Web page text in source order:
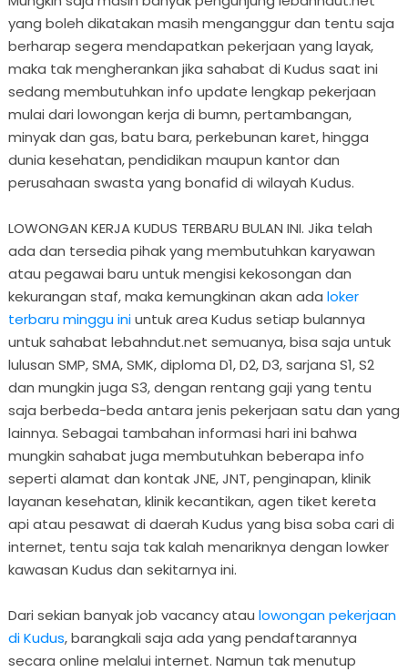
yang boleh dikatakan masih menganggur dan tentu saja
berharap segera mendapatkan pekerjaan yang layak,
maka tak mengherankan jika sahabat di Kudus saat ini
sedang membutuhkan info update lengkap pekerjaan
mulai dari lowongan kerja di bumn, pertambangan,
minyak dan gas, batu bara, perkebunan karet, hingga
dunia kesehatan, pendidikan maupun kantor dan
perusahaan swasta yang bonafid di wilayah Kudus.
LOWONGAN KERJA KUDUS TERBARU BULAN INI. Jika telah
ada dan tersedia pihak yang membutuhkan karyawan
atau pegawai baru untuk mengisi kekosongan dan
kekurangan staf, maka kemungkinan akan ada loker
terbaru minggu iniuntuk area Kudus setiap bulannya
untuk sahabat lebahndut.net semuanya, bisa saja untuk
lulusan SMP, SMA, SMK, diploma D1, D2, D3, sarjana S1, S2
dan mungkin juga S3, dengan rentang gaji yang tentu
saja berbeda-beda antara jenis pekerjaan satu dan yang
lainnya. Sebagai tambahan informasi hari ini bahwa
mungkin sahabat juga membutuhkan beberapa info
seperti alamat dan kontak JNE, JNT, penginapan, klinik
layanan kesehatan, klinik kecantikan, agen tiket kereta
api atau pesawat di daerah Kudus yang bisa soba cari di
internet, tentu saja tak kalah menariknya dengan lowker
kawasan Kudus dan sekitarnya ini.
Dari sekian banyak job vacancy atau lowongan pekerjaan
di Kudus, barangkali saja ada yang pendaftarannya
secara online melalui internet. Namun tak menutup